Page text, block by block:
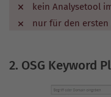
kein Analysetool
nur für den ersten
2. OSG Keyword